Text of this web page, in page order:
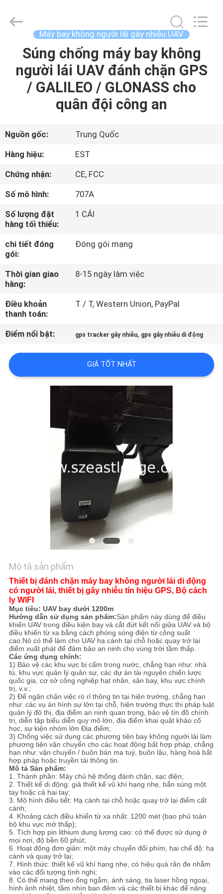
TRANG
CHỦ
PHẨM
VIDEO
VỀ
CHÚNG
TÔI
QUAN
NHÀ
MÁY
KIỂM
SOÁT
CHẤT
CÁC
TRƯỜNG
HỢP
YÊU
CẦU
BÁO
GIÁ
SƠ
ĐỒ
TRANG
WEB
PRIVACY
POLICY
ELECTRONICS(HK)
Reserved.
Máy bay không người lái gây nhiễu UAV
Súng chống máy bay không
người lái UAV đánh chặn GPS
/ GALILEO / GLONASS cho
quân đội công an
Nguồn gốc:
Trung Quốc
Hàng hiệu:
EST
Chứng nhận:
CE, FCC
Số mô hình:
707A
Số lượng đặt
hàng tối thiểu:
1 CÁI
chi tiết đóng
gói:
Đóng gói mạng
Thời gian giao
hàng:
8-15 ngày làm việc
Điều khoản
thanh toán:
T / T, Western Union, PayPal
Điểm nổi bật: gps tracker gây nhiễu, gps gây nhiễu di động
GIÁ TỐT NHẤT
Mô tả sản phẩm
Thiết bị đánh chặn máy bay không người lái di động
có người lái, thiết bị gây nhiễu tín hiệu GPS, Bộ cách
ly WIFI
Mục tiêu: UAV bay dưới 1200m
Hướng dẫn sử dụng sản phẩm:Sản phẩm này dùng để điều
khiển UAV trong điều kiện bay và cắt đứt kết nối giữa UAV và bộ
điều khiển từ xa bằng cách phóng sóng điện từ công suất
cao.Nó có thể làm cho UAV hạ cánh tại chỗ hoặc quay trở lại
điểm xuất phát để đảm bảo an ninh cho vùng trời tầm thấp.
Các ứng dụng chính:
1) Bảo vệ các khu vực bị cấm trong nước, chẳng hạn như: nhà
tù, khu vực quản lý quân sự, các dự án tài nguyên chiến lược
quốc gia, cơ sở công nghiệp hạt nhân, sân bay, khu vực chính
trị, v.v.;
2) Để ngăn chặn việc rò rỉ thông tin tại hiện trường, chẳng hạn
như: các vụ án hình sự lớn tại chỗ, hiện trường thực thi pháp luật
quản lý đô thị, địa điểm an ninh quan trọng, bảo vệ tín đồ chính
trị, diễn tập biểu diễn quy mô lớn, địa điểm khai quật khảo cổ
học, sự kiện nhóm lớn Địa điểm;
3) Chống việc sử dụng các phương tiện bay không người lái làm
phương tiện vận chuyển cho các hoạt động bất hợp pháp, chẳng
hạn như: vận chuyển / buôn bán ma tuý, buôn lậu, hàng hoá bất
hợp pháp hoặc truyền tải thông tin.
Mô tả Sản phẩm:
1. Thành phần: Máy chủ hệ thống đánh chặn, sạc điện;
2. Thiết kế di động: giả thiết kế vũ khí hạng nhẹ, bắn súng một
tay hoặc cả hai tay;
3. Mô hình điều tiết: Hạ cánh tại chỗ hoặc quay trở lại điểm cất
cánh;
4. Khoảng cách điều khiển từ xa nhất: 1200 mét (bao phủ toàn
bộ khu vực mở thấp);
5. Tích hợp pin lithium dung lượng cao: có thể được sử dụng ở
mọi nơi, độ bền 60 phút;
6. Hoạt động đơn giản: một máy chuyển đổi phím, hai chế độ: hạ
cánh và quay trở lại;
7. Hình thức: thiết kế vũ khí hạng nhẹ, có hiệu quả răn đe nhằm
vào các đối tượng tình nghi;
8. Có thể mang theo ống ngắm, ánh sáng, tia laser hồng ngoại,
hình ảnh nhiệt, tầm nhìn ban đêm và các thiết bị khác để nâng